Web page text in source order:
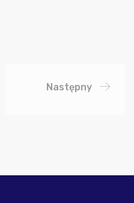
Następny